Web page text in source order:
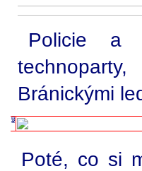
Policie a
Bránickými
Poté, co si